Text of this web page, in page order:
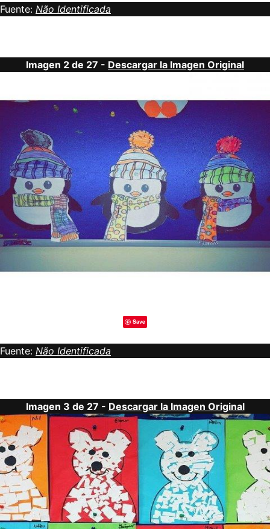
Fuente: Não Identificada
Imagen 2 de 27 - Descargar la Imagen Original
Save
Fuente: Não Identificada
Imagen 3 de 27 - Descargar la Imagen Original